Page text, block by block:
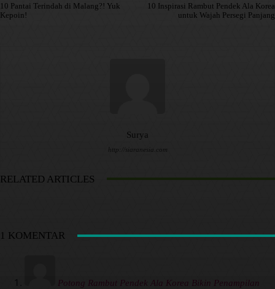
10 Pantai Terindah di Malang?! Yuk
Kepoin!
10 Inspirasi Rambut Pendek Ala Korea
untuk Wajah Persegi Panjang
Surya
http://siaranesia.com
RELATED ARTICLES
1 KOMENTAR
Potong Rambut Pendek Ala Korea Bikin Penampilan